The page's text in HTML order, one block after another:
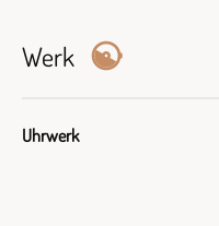
Werk
Uhrwerk